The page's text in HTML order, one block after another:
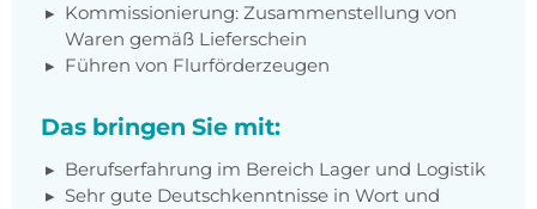
Kommissionierung: Zusammenstellung von
Waren gemäß Lieferschein
Führen von Flurförderzeugen
Das bringen Sie mit:
Berufserfahrung im Bereich Lager und Logistik
Sehr gute Deutschkenntnisse in Wort und